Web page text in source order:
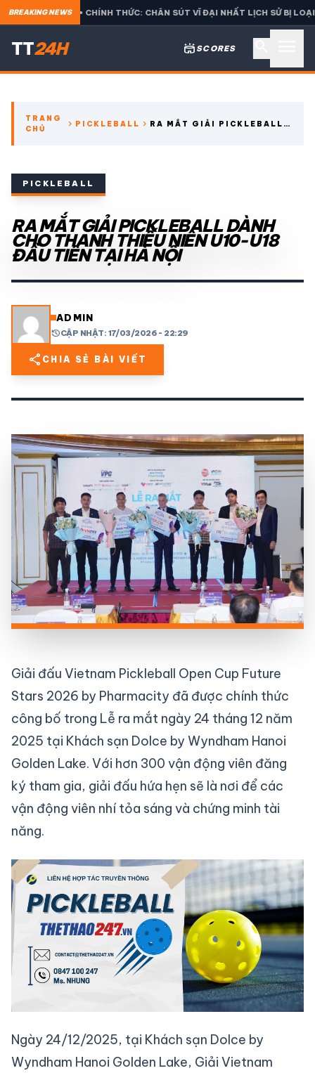
BREAKING NEWS
• CHÍNH THỨC: CHÂN SÚT VĨ ĐẠI NHẤT LỊCH SỬ BỊ LOẠI CỰC SỐC
TT24H stadium SCORES
CÁC GIẢI NGOẠI HẠNG
THỂ THAO TRONG NƯỚC
THỂ THAO
VIDEO
LỊCH THI ĐẤU
share mail
TRANG
CHỦ
chevron_right PICKLEBALL chevron_right RA MẮT GIẢI PICKLEBALL
PICKLEBALL
RA MẮT GIẢI PICKLEBALL DÀNH
CHO THANH THIẾU NIÊN U10-U18
ĐẦU TIÊN TẠI HÀ NỘI
ADMIN
historyCẬP NHẬT: 17/03/2026 - 22:29
share CHIA SẺ BÀI VIẾT
Giải đấu Vietnam Pickleball Open Cup Future
Stars 2026 by Pharmacity đã được chính thức
công bố trong Lễ ra mắt ngày 24 tháng 12 năm
2025 tại Khách sạn Dolce by Wyndham Hanoi
Golden Lake. Với hơn 300 vận động viên đăng
ký tham gia, giải đấu hứa hẹn sẽ là nơi để các
vận động viên nhí tỏa sáng và chứng minh tài
năng.
Ngày 24/12/2025, tại Khách sạn Dolce by
Wyndham Hanoi Golden Lake, Giải Vietnam